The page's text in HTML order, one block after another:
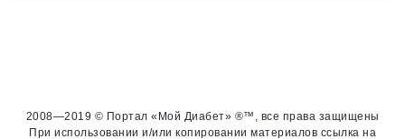
2008—2019 © Портал «Мой Диабет» ®™, все права защищены
При использовании и/или копировании материалов ссылка на